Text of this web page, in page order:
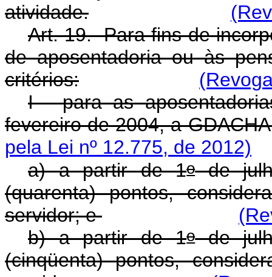
atividade.
Art. 19. Para fins de
de aposentadoria ou às
critérios:
I - para as
fevereiro de 2004, a
pela Lei nº 12.775, de 2012)
a) a partir de 1ode
(quarenta) pontos,
servidor; e
b) a partir de 1ode
(cinqüenta) pontos,